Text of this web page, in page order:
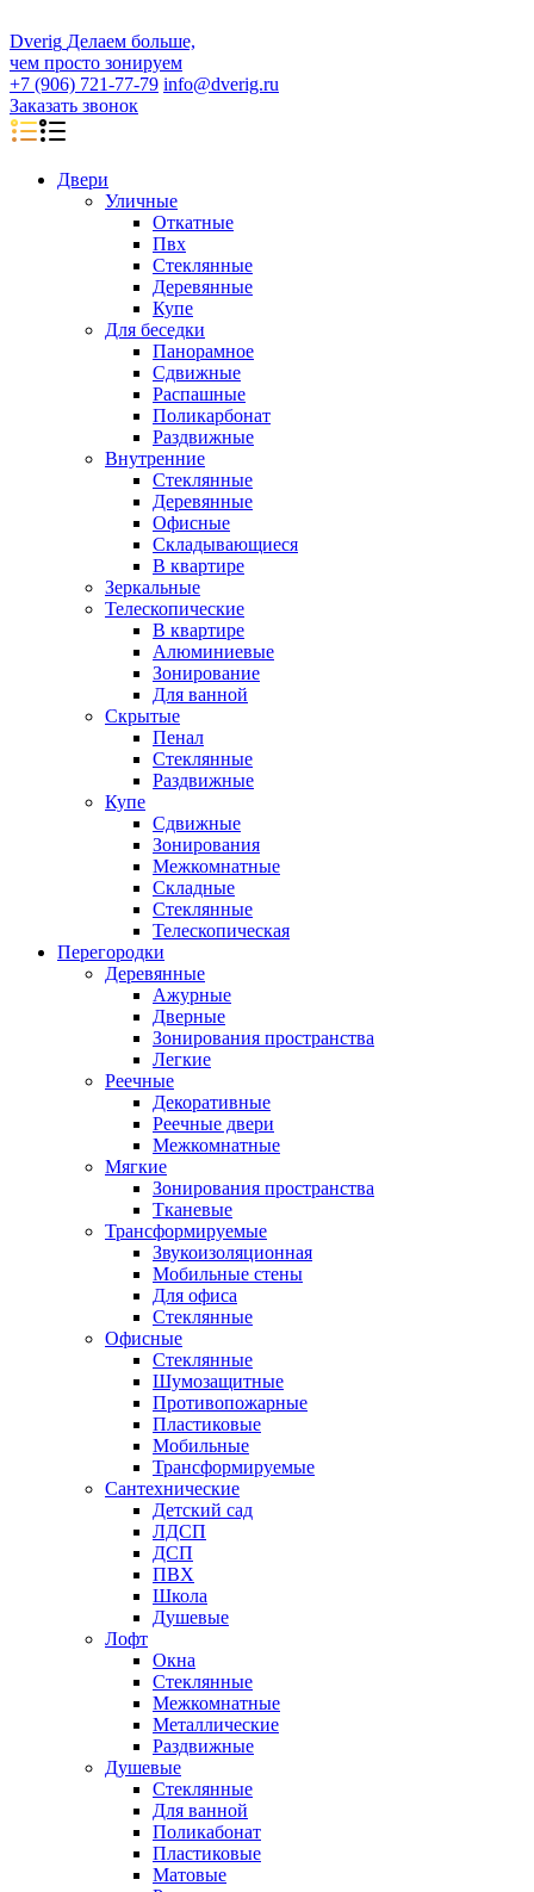
Dverig Делаем больше,
чем просто зонируем
+7 (906) 721-77-79 info@dverig.ru
Заказать звонок
Двери
Уличные
Откатные
Пвх
Стеклянные
Деревянные
Купе
Для беседки
Панорамное
Сдвижные
Распашные
Поликарбонат
Раздвижные
Внутренние
Стеклянные
Деревянные
Офисные
Складывающиеся
В квартире
Зеркальные
Телескопические
В квартире
Алюминиевые
Зонирование
Для ванной
Скрытые
Пенал
Стеклянные
Раздвижные
Купе
Сдвижные
Зонирования
Межкомнатные
Складные
Стеклянные
Телескопическая
Перегородки
Деревянные
Ажурные
Дверные
Зонирования пространства
Легкие
Реечные
Декоративные
Реечные двери
Межкомнатные
Мягкие
Зонирования пространства
Тканевые
Трансформируемые
Звукоизоляционная
Мобильные стены
Для офиса
Стеклянные
Офисные
Стеклянные
Шумозащитные
Противопожарные
Пластиковые
Мобильные
Трансформируемые
Сантехнические
Детский сад
ЛДСП
ДСП
ПВХ
Школа
Душевые
Лофт
Окна
Стеклянные
Межкомнатные
Металлические
Раздвижные
Душевые
Стеклянные
Для ванной
Поликабонат
Пластиковые
Матовые